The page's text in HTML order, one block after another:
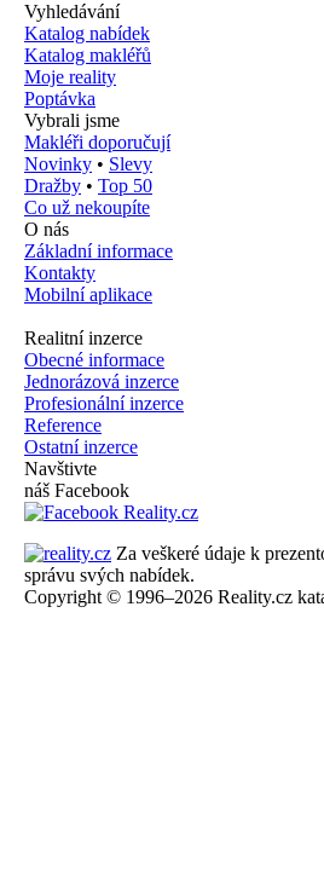
Vyhledávání
Katalog nabídek
Katalog makléřů
Moje reality
Poptávka
Vybrali jsme
Makléři doporučují
Novinky • Slevy
Dražby • Top 50
Co už nekoupíte
O nás
Základní informace
Kontakty
Mobilní aplikace
Realitní inzerce
Obecné informace
Jednorázová inzerce
Profesionální inzerce
Reference
Ostatní inzerce
Navštivte
náš Facebook
Za veškeré údaje k
správu svých nabídek.
Copyright © 1996–2026 Reality.cz